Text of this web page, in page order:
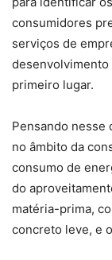
consumidores
serviços de
desenvolvimento
primeiro lugar.
Pensando nesse
no âmbito da
consumo de
do
matéria-prima,
concreto leve, e